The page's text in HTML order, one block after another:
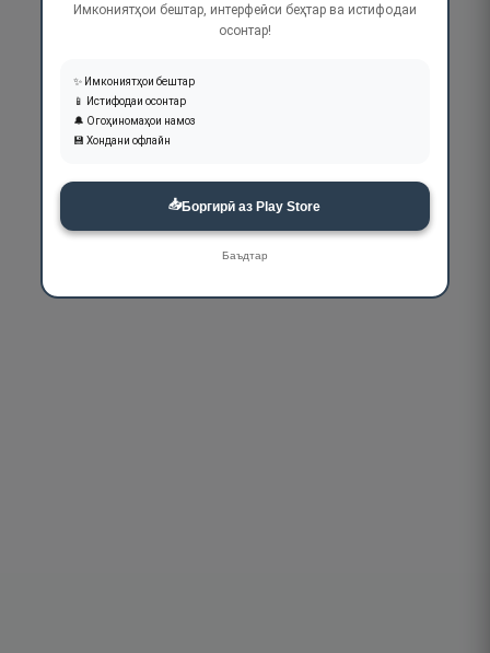
Имкониятҳои бештар, интерфейси беҳтар ва истифодаи
осонтар!
✨ Имкониятҳои бештар
📱 Истифодаи осонтар
🔔 Огоҳиномаҳои намоз
💾 Хондани офлайн
📥Боргирӣ аз Play Store
Баъдтар